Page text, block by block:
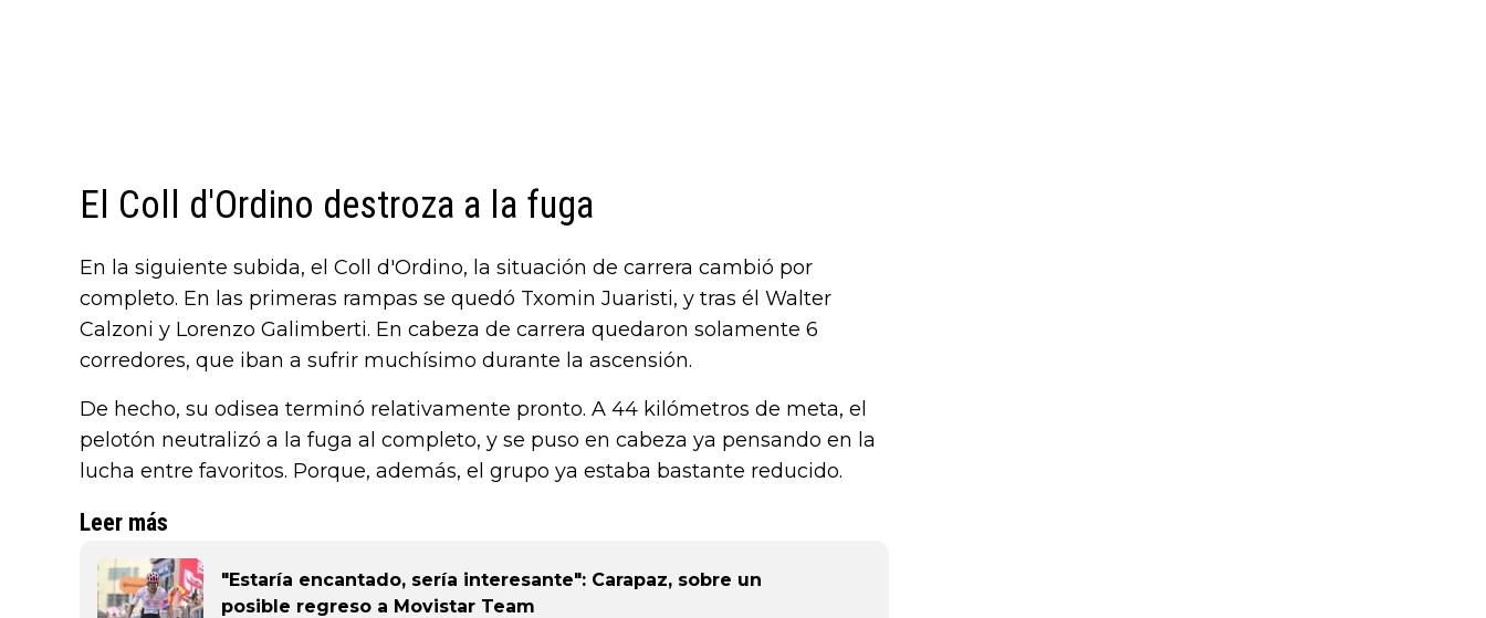
El Coll d'Ordino destroza a la fuga
En la siguiente subida, el Coll d'Ordino, la situación de carrera cambió por
completo. En las primeras rampas se quedó Txomin Juaristi, y tras él Walter
Calzoni y Lorenzo Galimberti. En cabeza de carrera quedaron solamente 6
corredores, que iban a sufrir muchísimo durante la ascensión.
De hecho, su odisea terminó relativamente pronto. A 44 kilómetros de meta, el
pelotón neutralizó a la fuga al completo, y se puso en cabeza ya pensando en la
lucha entre favoritos. Porque, además, el grupo ya estaba bastante reducido.
Leer más
"Estaría encantado, sería interesante": Carapaz, sobre un
posible regreso a Movistar Team